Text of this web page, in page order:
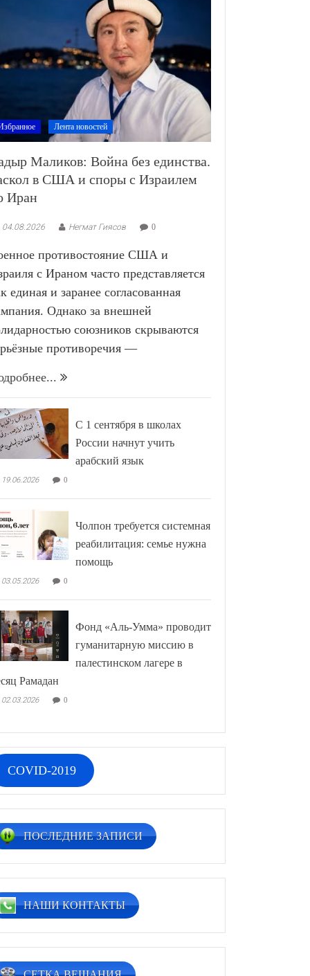
Лента новостей
Маликов: Война без единства.
в США и споры с Израилем
Иран
04.08.2026 Негмат Гиясов 0
противостояние США и
с Ираном часто представляется
единая и заранее согласованная
Однако за внешней
союзников скрываются
противоречия —
С 1 сентября в школах
России начнут учить
арабский язык
19.06.2026 0
Чолпон требуется системная
реабилитация: семье нужна
помощь
03.05.2026 0
Фонд «Аль-Умма» проводит
гуманитарную миссию в
палестинском лагере в
Рамадан
02.03.2026 0
COVID-2019
ПОСЛЕДНИЕ ЗАПИСИ
НАШИ КОНТАКТЫ